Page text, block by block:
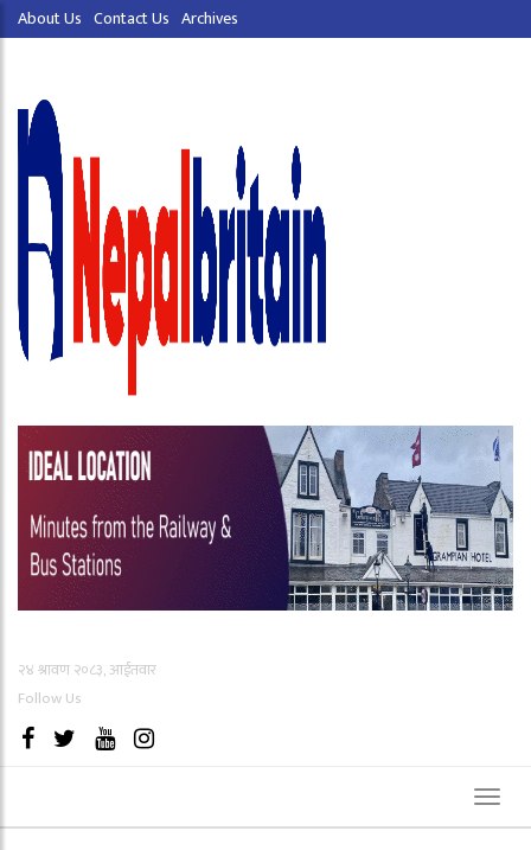
About Us Contact Us Archives
२४ श्रावण २०८३, आईतवार
Follow Us